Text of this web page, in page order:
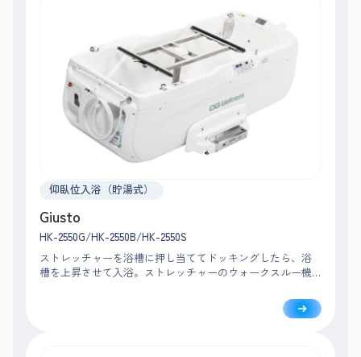
仰臥位入浴（貯湯式）
Giusto
HK-2550G/HK-2550B/HK-2550S
ストレッチャーを浴槽に押し当ててドッキングしたら、浴
槽を上昇させて入浴。ストレッチャーのウォークスルー機
入浴者の近くで安心・安全に介助できます。※RA-2550のみ